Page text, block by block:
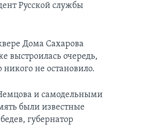
Русской службы
Дома Сахарова
выстроилась очередь,
никого не остановило.
и самодельными
были известные
губернатор